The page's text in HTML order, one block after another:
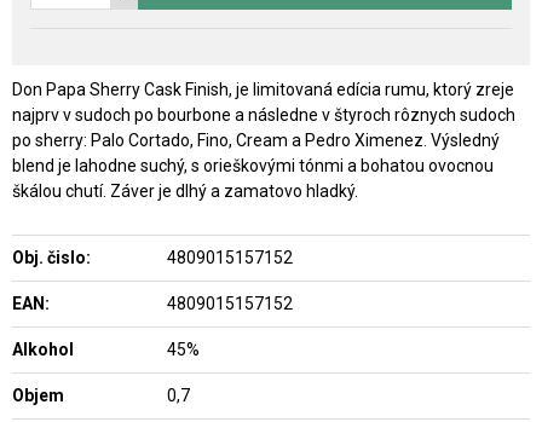
Don Papa Sherry Cask Finish, je limitovaná edícia rumu, ktorý zreje
najprv v sudoch po bourbone a následne v štyroch rôznych sudoch
po sherry: Palo Cortado, Fino, Cream a Pedro Ximenez. Výsledný
blend je lahodne suchý, s orieškovými tónmi a bohatou ovocnou
škálou chutí. Záver je dlhý a zamatovo hladký.
Obj. čislo: 4809015157152
EAN: 4809015157152
Alkohol 45%
Objem 0,7